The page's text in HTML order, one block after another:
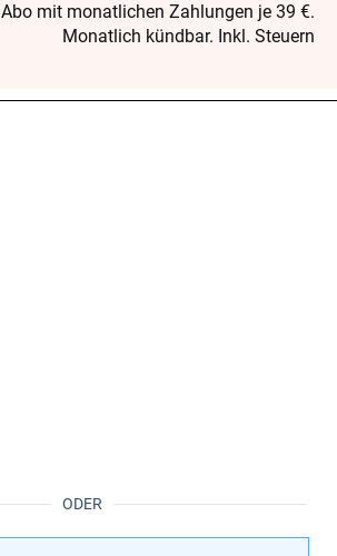
Abo mit monatlichen Zahlungen je 39 €.
Monatlich kündbar. Inkl. Steuern
ODER